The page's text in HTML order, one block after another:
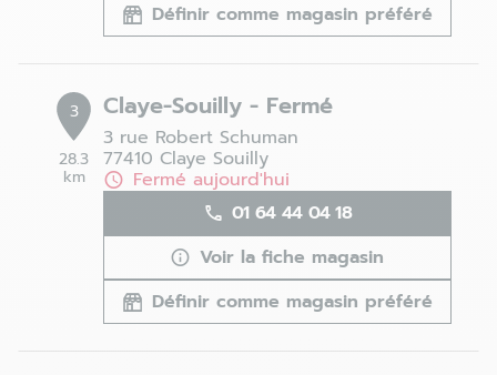
Définir comme magasin préféré
3
28.3
km
Claye-Souilly - Fermé
3 rue Robert Schuman
77410 Claye Souilly
Fermé aujourd'hui
01 64 44 04 18
Voir la fiche magasin
Définir comme magasin préféré